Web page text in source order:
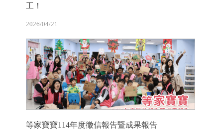
工！
2026/04/21
等家寶寶114年度徵信報告暨成果報告